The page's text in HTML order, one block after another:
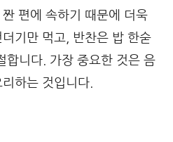
편에 속하기 때문에 더욱
기만 먹고, 반찬은 밥 한숟
합니다. 가장 중요한 것은 음
하는 것입니다.